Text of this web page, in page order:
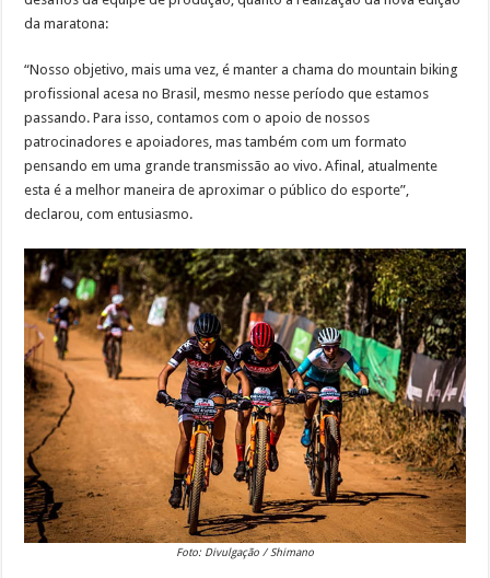
da maratona:
“Nosso objetivo, mais uma vez, é manter a chama do mountain biking
profissional acesa no Brasil, mesmo nesse período que estamos
passando. Para isso, contamos com o apoio de nossos
patrocinadores e apoiadores, mas também com um formato
pensando em uma grande transmissão ao vivo. Afinal, atualmente
esta é a melhor maneira de aproximar o público do esporte”,
declarou, com entusiasmo.
Foto: Divulgação / Shimano